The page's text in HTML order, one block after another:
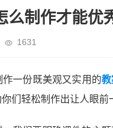
制作才能优
1631
一份既美观又实用的
们轻松制作出让人眼前